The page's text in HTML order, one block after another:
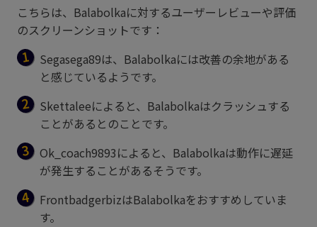
こちらは、Balabolkaに対するユーザーレビューや評価
のスクリーンショットです：
Segasega89は、Balabolkaには改善の余地がある
と感じているようです。
Skettaleeによると、Balabolkaはクラッシュする
ことがあるとのことです。
Ok_coach9893によると、Balabolkaは動作に遅延
が発生することがあるそうです。
FrontbadgerbizはBalabolkaをおすすめしていま
す。